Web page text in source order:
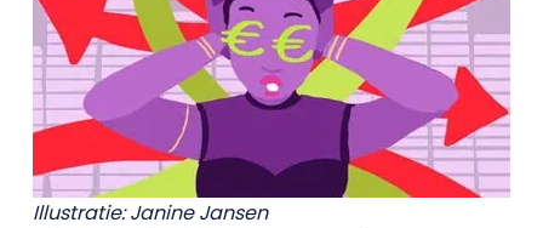
Illustratie: Janine Jansen